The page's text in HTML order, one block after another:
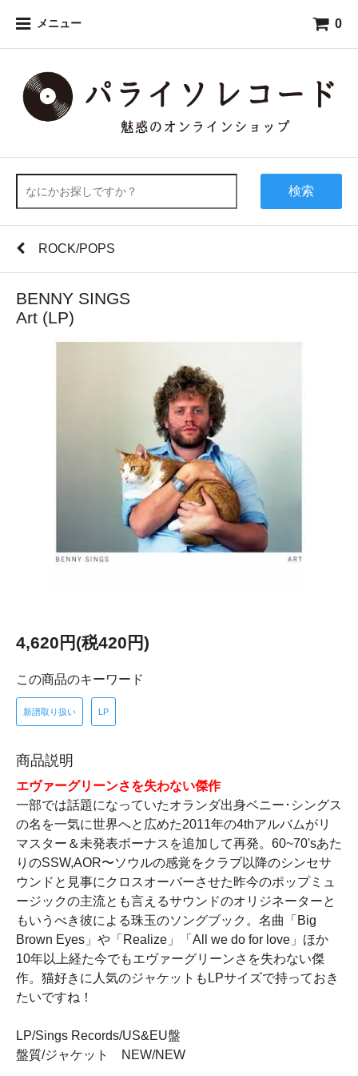
メニュー 0
検索
ROCK/POPS
BENNY SINGS
Art (LP)
4,620円(税420円)
この商品のキーワード
新譜取り扱い LP
商品説明
エヴァーグリーンさを失わない傑作
一部では話題になっていたオランダ出身ベニー･シングス
の名を一気に世界へと広めた2011年の4thアルバムがリ
マスター＆未発表ボーナスを追加して再発。60~70'sあた
りのSSW,AOR〜ソウルの感覚をクラブ以降のシンセサ
ウンドと見事にクロスオーバーさせた昨今のポップミュ
ージックの主流とも言えるサウンドのオリジネーターと
もいうべき彼による珠玉のソングブック。名曲「Big
Brown Eyes」や「Realize」「All we do for love」ほか
10年以上経た今でもエヴァーグリーンさを失わない傑
作。猫好きに人気のジャケットもLPサイズで持っておき
たいですね！
LP/Sings Records/US&EU盤
盤質/ジャケット NEW/NEW